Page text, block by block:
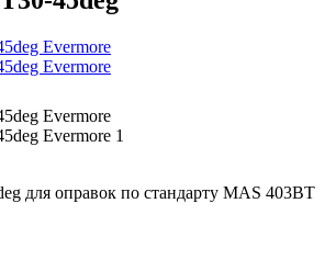
для оправок по стандарту MAS 403BT